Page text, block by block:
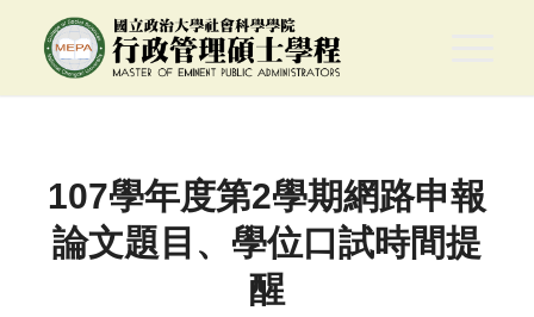
107學年度第2學期網路申報
論文題目、學位口試時間提
醒